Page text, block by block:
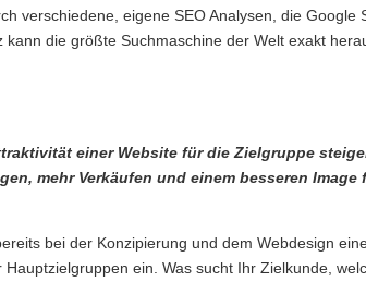
verschiedene, eigene SEO Analysen, die Google
die größte Suchmaschine der Welt exakt
einer Website für die Zielgruppe
mehr Verkäufen und einem besseren
bei der Konzipierung und dem Webdesign
ein. Was sucht Ihr Zielkunde,